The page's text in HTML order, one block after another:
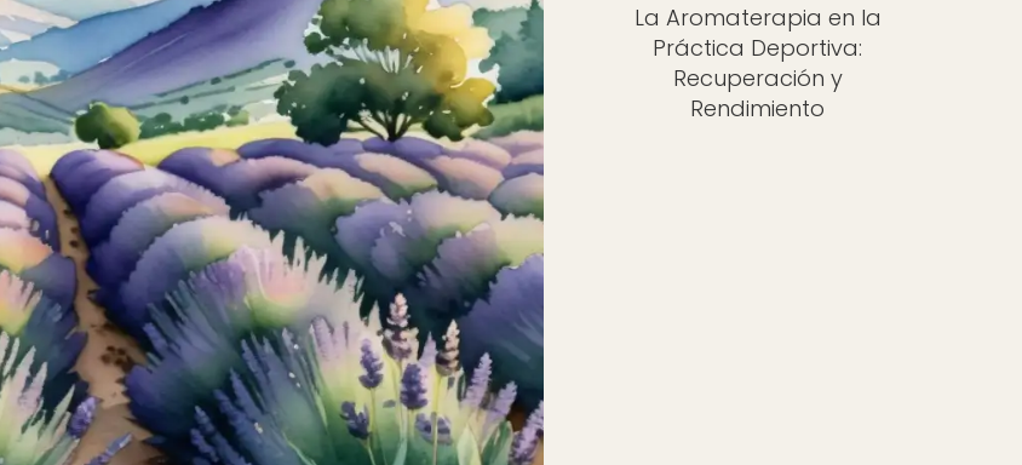
La Aromaterapia en la
Práctica Deportiva:
Recuperación y
Rendimiento